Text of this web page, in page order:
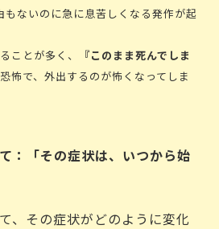
ないのに急に息苦しくなる発作が起
とが多く、
『このまま死んでしま
怖で、外出するのが怖くなってしま
：「その症状は、いつから始
、その症状がどのように変化